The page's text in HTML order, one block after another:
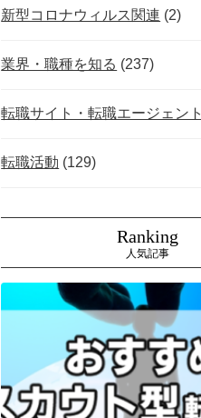
新型コロナウィルス関連 (2)
業界・職種を知る (237)
転職サイト・転職エージェント
転職活動 (129)
Ranking
人気記事